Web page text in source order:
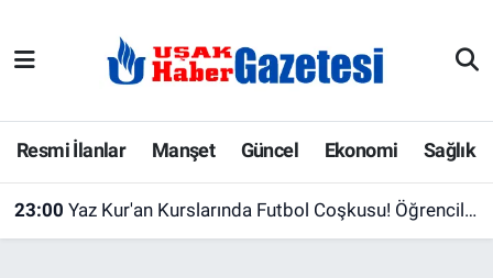
Resmi İlanlar Manşet Güncel Ekonomi Sağlık
23:00 Yaz Kur'an Kurslarında Futbol Coşkusu! Öğrenciler Dostluk İçin Sahaya Çıktı
E-Gazete
Ekonomi
Uşak Hava Durumu
Uşak Trafik Yoğunluk Haritası